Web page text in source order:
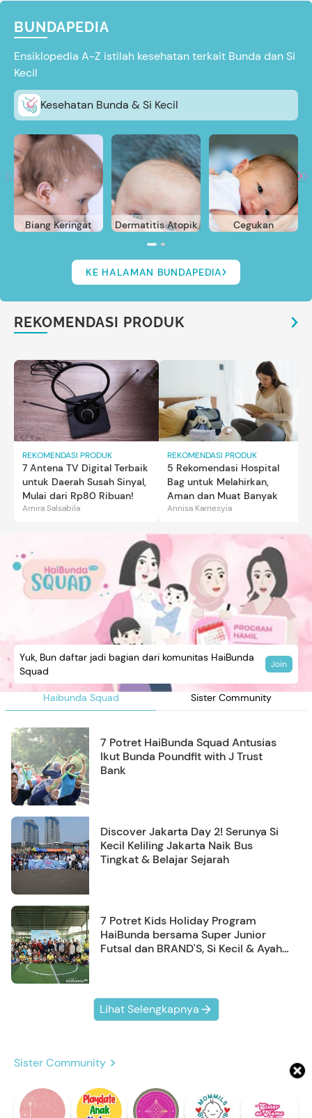
BUNDAPEDIA
Ensiklopedia A-Z istilah kesehatan terkait Bunda dan Si
Kecil
Kesehatan Bunda & Si Kecil
Biang Keringat Dermatitis Atopik Cegukan
KE HALAMAN BUNDAPEDIA
REKOMENDASI PRODUK
REKOMENDASI PRODUK
7 Antena TV Digital Terbaik
untuk Daerah Susah Sinyal,
Mulai dari Rp80 Ribuan!
Amira Salsabila
REKOMENDASI PRODUK
5 Rekomendasi Hospital
Bag untuk Melahirkan,
Aman dan Muat Banyak
Annisa Karnesyia
Haibunda Squad Sister Community
Yuk, Bun daftar jadi bagian dari komunitas HaiBunda
Squad
Join
7 Potret HaiBunda Squad Antusias
Ikut Bunda Poundfit with J Trust
Bank
Discover Jakarta Day 2! Serunya Si
Kecil Keliling Jakarta Naik Bus
Tingkat & Belajar Sejarah
7 Potret Kids Holiday Program
HaiBunda bersama Super Junior
Futsal dan BRAND'S, Si Kecil & Ayah
Lihat Selengkapnya
Sister Community